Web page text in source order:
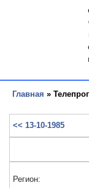
Главная »
<< 13-10-1985
Регион: